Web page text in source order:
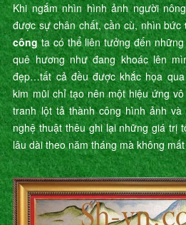
Khi ngắm nhìn hình ảnh người
được sự chân chất, cần cù, nhìn bức
côngta có thể liên tưởng đến
quê hương như đang khoác lên
đẹp…tất cả đều được khắc họa
kim mũi chỉ tạo nên một hiệu ứng
tranh lột tả thành công hình ảnh
nghệ thuật thêu ghi lại những giá trị
lâu dài theo năm tháng mà không